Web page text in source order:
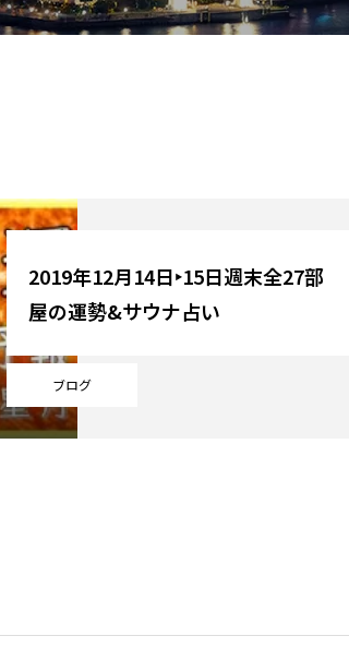
ブログ
2019年12月14日‣15日週末全27部
屋の運勢&サウナ占い